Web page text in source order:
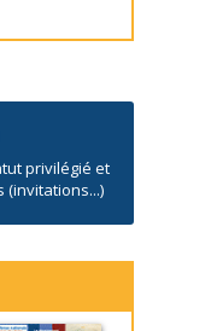
privilégié et